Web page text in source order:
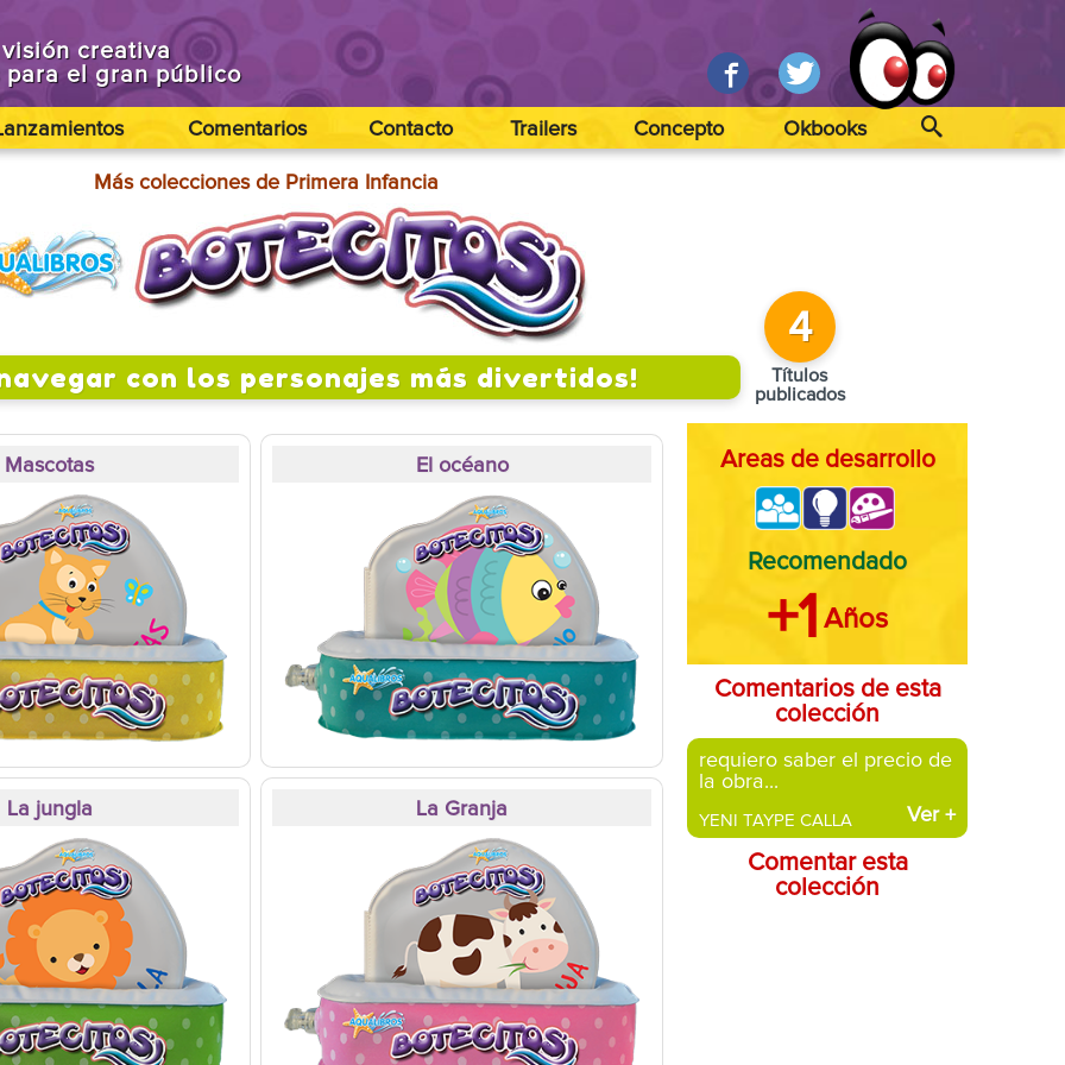
creativa
para el gran público
Comentarios Contacto Trailers Concepto Okbooks
Más colecciones de Primera Infancia
con los personajes más divertidos!
4
Títulos
publicados
Mascotas El océano
La jungla La Granja
Areas de desarrollo
Recomendado
+1 Años
Comentarios de esta
colección
requiero saber el precio de
la obra...
Ver +
YENI TAYPE CALLA
Comentar esta
colección